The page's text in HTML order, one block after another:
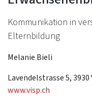
Kommunikation in
Elternbildung
Melanie Bieli
Lavendelstrasse 5, 3930
www.visp.ch